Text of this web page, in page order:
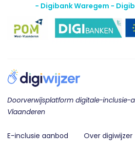
- Digibank Waregem -
Doorverwijsplatform digitale-inclusie-
Vlaanderen
E-inclusie aanbod Over digiwijzer